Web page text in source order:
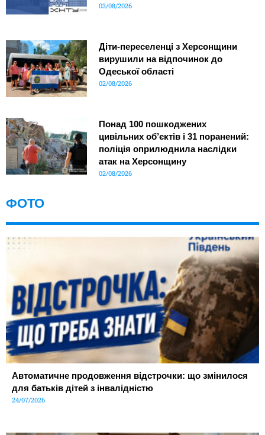
03/08/2026
Діти-переселенці з Херсонщини
вирушили на відпочинок до
Одеської області
02/08/2026
Понад 100 пошкоджених
цивільних об’єктів і 31 поранений:
поліція оприлюднила наслідки
атак на Херсонщину
02/08/2026
ФОТО
Автоматичне продовження відстрочки: що змінилося
для батьків дітей з інвалідністю
24/07/2026